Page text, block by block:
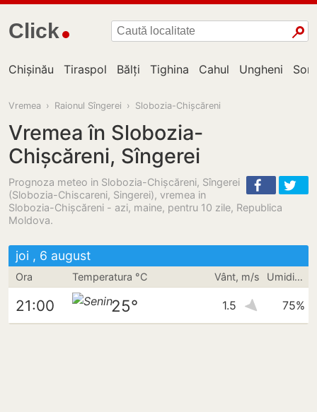
Click
Chișinău Tiraspol Bălți Tighina Cahul Ungheni
Vremea › Raionul Sîngerei › Slobozia-Chișcăreni
Vremea în Slobozia-
Chișcăreni, Sîngerei
Prognoza meteo in Slobozia-Chișcăreni, Sîngerei
(Slobozia-Chiscareni, Singerei), vremea in
Slobozia-Chişcăreni - azi, maine, pentru 10 zile, Republica
Moldova.
joi , 6 august
Ora Temperatura °C Vânt, m/s Umiditate
21:00 25° 1.5 75%